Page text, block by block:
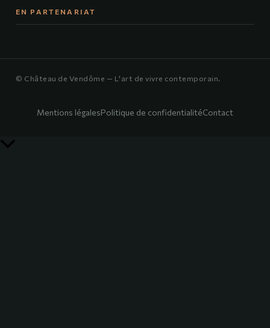
EN PARTENARIAT
© Château de Vendôme — L'art de vivre contemporain.
Mentions légalesPolitique de confidentialitéContact